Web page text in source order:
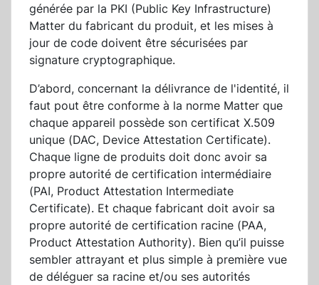
générée par la PKI (Public Key Infrastructure)
Matter du fabricant du produit, et les mises à
jour de code doivent être sécurisées par
signature cryptographique.
D’abord, concernant la délivrance de l'identité, il
faut pout être conforme à la norme Matter que
chaque appareil possède son certificat X.509
unique (DAC, Device Attestation Certificate).
Chaque ligne de produits doit donc avoir sa
propre autorité de certification intermédiaire
(PAI, Product Attestation Intermediate
Certificate). Et chaque fabricant doit avoir sa
propre autorité de certification racine (PAA,
Product Attestation Authority). Bien qu’il puisse
sembler attrayant et plus simple à première vue
de déléguer sa racine et/ou ses autorités